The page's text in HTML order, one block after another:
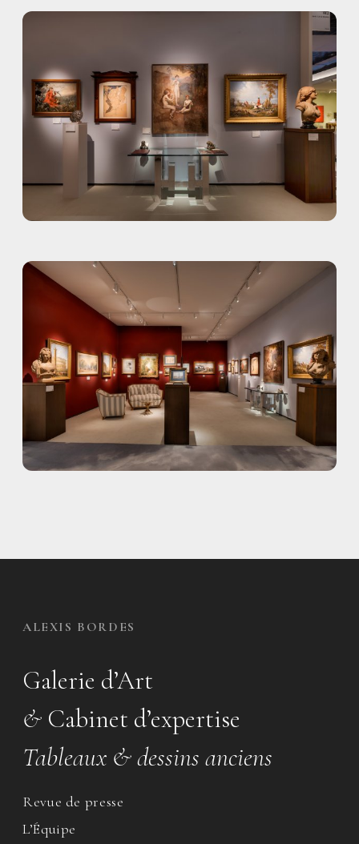
ALEXIS BORDES
Galerie d’Art
& Cabinet d’expertise
Tableaux & dessins anciens
Revue de presse
L’Équipe